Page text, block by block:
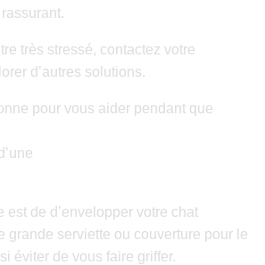
très stressé, contactez votre
d’autres solutions.
pour vous aider pendant que
est de d’envelopper votre chat
grande serviette ou couverture pour le
éviter de vous faire griffer.